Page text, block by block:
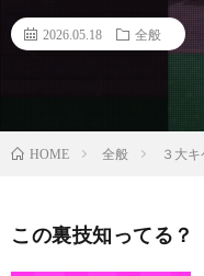
2026.05.18 全般
HOME 全般 ３大
この裏技知ってる？